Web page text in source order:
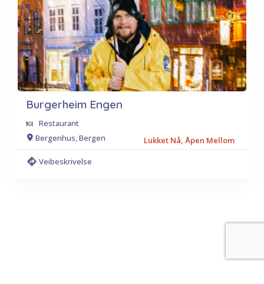
Burgerheim Engen
Restaurant
Bergenhus, Bergen
Lukket Nå, Åpen Mellom
Veibeskrivelse